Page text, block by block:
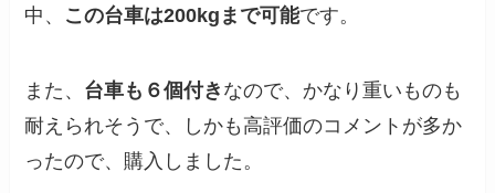
中、 この台車は200kgまで可能です。
また、 台車も６個付き なので、かなり重いものも
耐えられそうで、しかも高評価のコメントが多か
ったので、購入しました。